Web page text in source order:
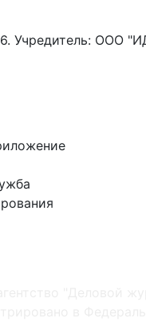
Учредитель: ООО